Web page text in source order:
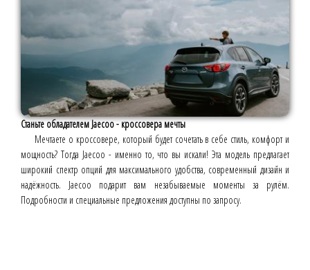
Станьте обладателем Jaecoo - кроссовера мечты
Мечтаете о кроссовере, который будет сочетать в себе стиль, комфорт и
мощность? Тогда Jaecoo - именно то, что вы искали! Эта модель предлагает
широкий спектр опций для максимального удобства, современный дизайн и
надёжность. Jaecoo подарит вам незабываемые моменты за рулём.
Подробности и специальные предложения доступны по запросу.